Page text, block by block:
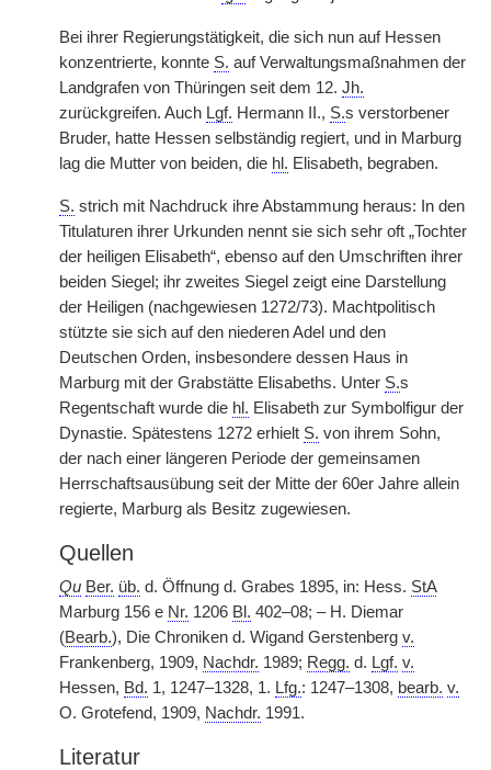
Bei ihrer Regierungstätigkeit, die sich nun auf Hessen
konzentrierte, konnte S. auf Verwaltungsmaßnahmen der
Landgrafen von Thüringen seit dem 12. Jh.
zurückgreifen. Auch Lgf. Hermann II., S.s verstorbener
Bruder, hatte Hessen selbständig regiert, und in Marburg
lag die Mutter von beiden, die hl. Elisabeth, begraben.
S. strich mit Nachdruck ihre Abstammung heraus: In den
Titulaturen ihrer Urkunden nennt sie sich sehr oft „Tochter
der heiligen Elisabeth“, ebenso auf den Umschriften ihrer
beiden Siegel; ihr zweites Siegel zeigt eine Darstellung
der Heiligen (nachgewiesen 1272/73). Machtpolitisch
stützte sie sich auf den niederen Adel und den
Deutschen Orden, insbesondere dessen Haus in
Marburg mit der Grabstätte Elisabeths. Unter S.s
Regentschaft wurde die hl. Elisabeth zur Symbolfigur der
Dynastie. Spätestens 1272 erhielt S. von ihrem Sohn,
der nach einer längeren Periode der gemeinsamen
Herrschaftsausübung seit der Mitte der 60er Jahre allein
regierte, Marburg als Besitz zugewiesen.
Quellen
Qu Ber. üb. d. Öffnung d. Grabes 1895, in: Hess. StA
Marburg 156 e Nr. 1206 Bl. 402–08; – H. Diemar
(Bearb.), Die Chroniken d. Wigand Gerstenberg v.
Frankenberg, 1909, Nachdr. 1989; Regg. d. Lgf. v.
Hessen, Bd. 1, 1247–1328, 1. Lfg.: 1247–1308, bearb. v.
O. Grotefend, 1909, Nachdr. 1991.
Literatur